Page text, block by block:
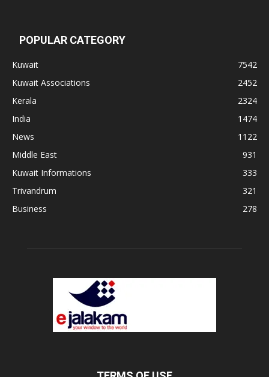
POPULAR CATEGORY
Kuwait
7542
Kuwait Associations
2452
Kerala
2324
India
1474
News
1122
Middle East
931
Kuwait Informations
333
Trivandrum
321
Business
278